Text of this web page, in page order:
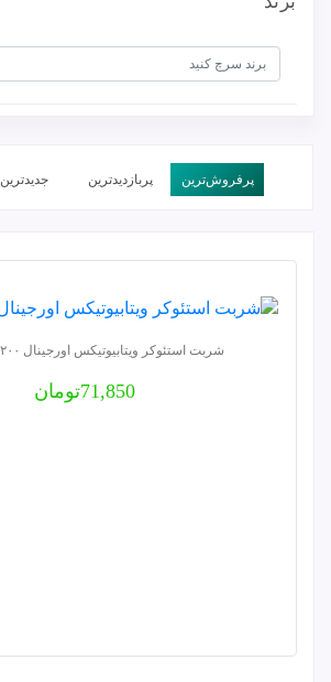
پرفروش‌ترین‌ پربازدیدترین جدیدترین
شربت استئوکر ویتابیوتیکس اورجینال ۲۰۰ میلی لیتر
71,850تومان